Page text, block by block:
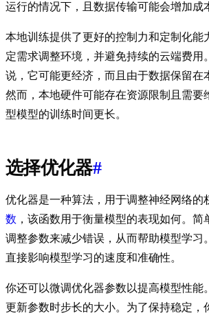
运行的情况下，且数据传输可能会增加成
本地训练提供了更好的控制力和定制化能
定需求调整环境，并避免持续的云端费用
说，它可能更经济，而且由于数据保留在
然而，本地硬件可能存在资源限制且需要
型模型的训练时间更长。
选择优化器#
优化器是一种算法，用于调整神经网络的
数 ，该函数用于衡量模型的表现如何。简
调整参数来减少错误，从而帮助模型学习
直接影响模型学习的速度和准确性。
你还可以微调优化器参数以提高模型性能
更新参数时步长的大小。为了保持稳定，